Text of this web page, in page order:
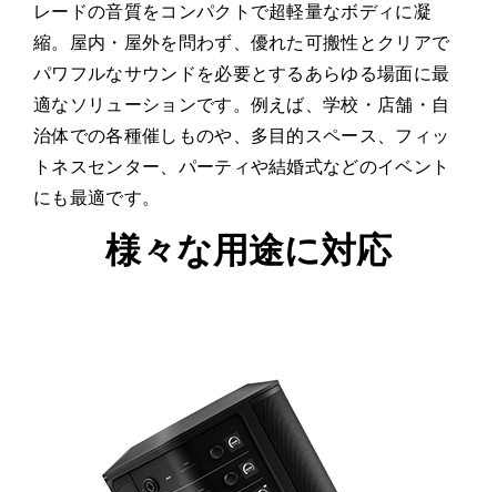
レードの音質をコンパクトで超軽量なボディに凝
縮。屋内・屋外を問わず、優れた可搬性とクリアで
パワフルなサウンドを必要とするあらゆる場面に最
適なソリューションです。例えば、学校・店舗・自
治体での各種催しものや、多目的スペース、フィッ
トネスセンター、パーティや結婚式などのイベント
にも最適です。
様々な用途に対応